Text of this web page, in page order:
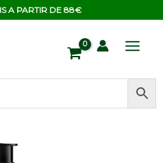
A PARTIR DE 88€